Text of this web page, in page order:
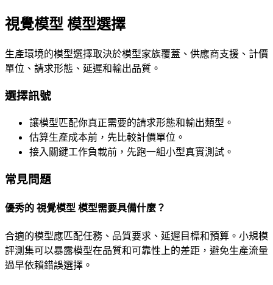
視覺模型 模型選擇
生產環境的模型選擇取決於模型家族覆蓋、供應商支援、計價
單位、請求形態、延遲和輸出品質。
選擇訊號
讓模型匹配你真正需要的請求形態和輸出類型。
估算生產成本前，先比較計價單位。
接入關鍵工作負載前，先跑一組小型真實測試。
常見問題
優秀的 視覺模型 模型需要具備什麼？
合適的模型應匹配任務、品質要求、延遲目標和預算。小規模
評測集可以暴露模型在品質和可靠性上的差距，避免生產流量
過早依賴錯誤選擇。